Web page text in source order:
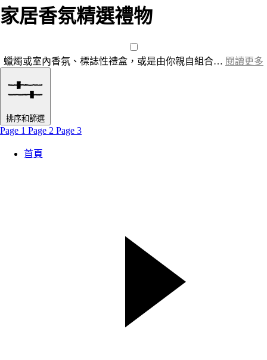
家居香氛精選禮物
蠟燭或室內香氛、標誌性禮盒，或是由你親自組合… 閱讀更多
排序和篩選
Page 1 Page 2 Page 3
首頁